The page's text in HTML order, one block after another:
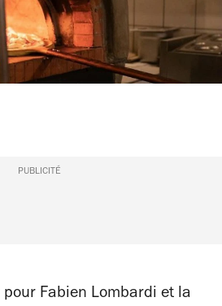
PUBLICITÉ
Fabien Lombardi et la